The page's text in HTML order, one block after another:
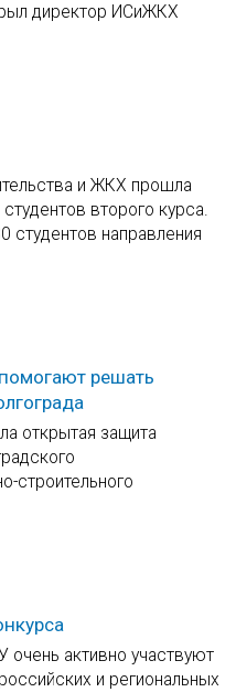
директор ИСиЖКХ
и ЖКХ прошла
второго курса.
студентов направления
решать
открытая защита
строительного
очень активно участвуют
и региональных